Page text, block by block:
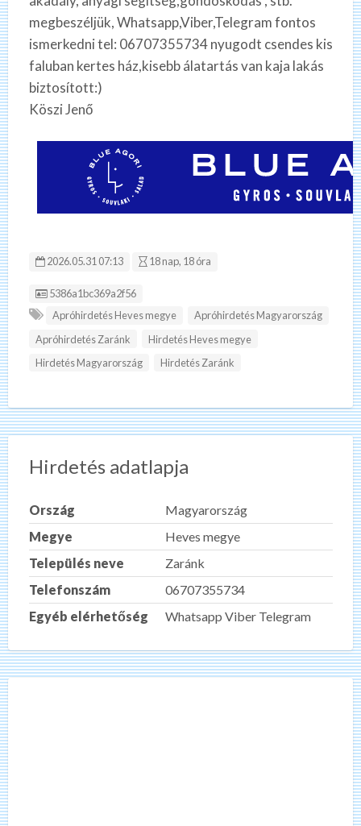
megbeszéljük, Whatsapp,Viber,Telegram fontos
ismerkedni tel: 06707355734 nyugodt csendes kis
faluban kertes ház,kisebb álatartás van kaja lakás
biztosított:)
Köszi Jenő
2026.05.31 07:13 18 nap, 18 óra
Hirdetés ID:
5386a1bc369a2f56
Apróhirdetés Heves megye
Apróhirdetés Magyarország
Apróhirdetés Zaránk
Hirdetés Heves megye
Hirdetés Magyarország
Hirdetés Zaránk
Hirdetés adatlapja
Ország
Magyarország
Megye
Heves megye
Település neve
Zaránk
Telefonszám
06707355734
Egyéb elérhetőség
Whatsapp Viber Telegram